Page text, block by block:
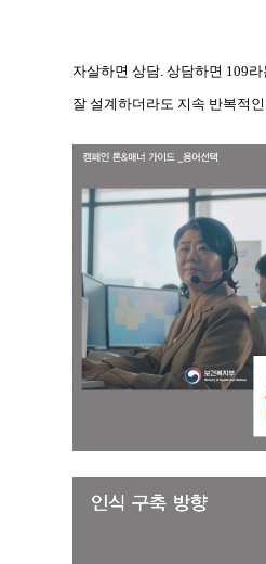
자살하면 상담. 상담하면 109
잘 설계하더라도 지속 반복적